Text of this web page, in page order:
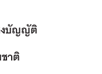
งบัญญัติ
าติ